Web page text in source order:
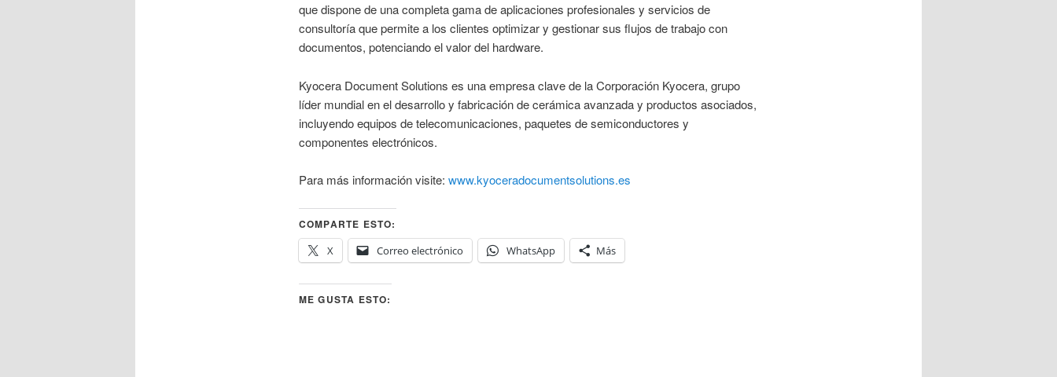
que dispone de una completa gama de aplicaciones profesionales y servicios de
consultoría que permite a los clientes optimizar y gestionar sus flujos de trabajo con
documentos, potenciando el valor del hardware.
Kyocera Document Solutions es una empresa clave de la Corporación Kyocera, grupo
líder mundial en el desarrollo y fabricación de cerámica avanzada y productos asociados,
incluyendo equipos de telecomunicaciones, paquetes de semiconductores y
componentes electrónicos.
Para más información visite: www.kyoceradocumentsolutions.es
COMPARTE ESTO:
X
Correo electrónico WhatsApp Más
ME GUSTA ESTO: